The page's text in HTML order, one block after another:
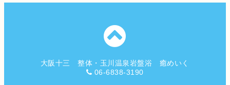
大阪十三 整体・玉川温泉岩盤浴 癒めいく
06-6838-3190